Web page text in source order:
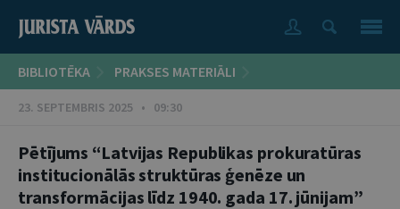
BIBLIOTĒKA PRAKSES MATERIĀLI
23. SEPTEMBRIS 2025 • 09:30
Pētījums “Latvijas Republikas prokuratūras
institucionālās struktūras ģenēze un
transformācijas līdz 1940. gada 17. jūnijam”